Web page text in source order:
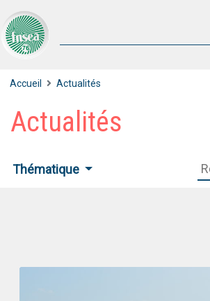
Accueil Actualités
Actualités
Thématique